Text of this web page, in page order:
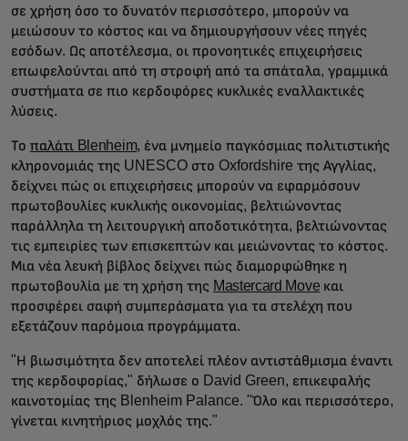
σε χρήση όσο το δυνατόν περισσότερο, μπορούν να
μειώσουν το κόστος και να δημιουργήσουν νέες πηγές
εσόδων. Ως αποτέλεσμα, οι προνοητικές επιχειρήσεις
επωφελούνται από τη στροφή από τα σπάταλα, γραμμικά
συστήματα σε πιο κερδοφόρες κυκλικές εναλλακτικές
λύσεις.
Το παλάτι Blenheim, ένα μνημείο παγκόσμιας πολιτιστικής
κληρονομιάς της UNESCO στο Oxfordshire της Αγγλίας,
δείχνει πώς οι επιχειρήσεις μπορούν να εφαρμόσουν
πρωτοβουλίες κυκλικής οικονομίας, βελτιώνοντας
παράλληλα τη λειτουργική αποδοτικότητα, βελτιώνοντας
τις εμπειρίες των επισκεπτών και μειώνοντας το κόστος.
Μια νέα λευκή βίβλος δείχνει πώς διαμορφώθηκε η
πρωτοβουλία με τη χρήση της Mastercard Move και
προσφέρει σαφή συμπεράσματα για τα στελέχη που
εξετάζουν παρόμοια προγράμματα.
"Η βιωσιμότητα δεν αποτελεί πλέον αντιστάθμισμα έναντι
της κερδοφορίας," δήλωσε ο David Green, επικεφαλής
καινοτομίας της Blenheim Palance. "Όλο και περισσότερο,
γίνεται κινητήριος μοχλός της."